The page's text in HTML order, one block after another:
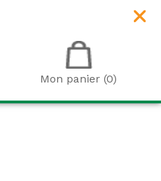
Mon panier (0)